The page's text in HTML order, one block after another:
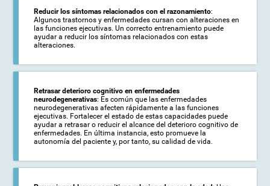
Reducir los síntomas relacionados con el razonamiento:
Algunos trastornos y enfermedades cursan con alteraciones en
las funciones ejecutivas. Un correcto entrenamiento puede
ayudar a reducir los síntomas relacionados con estas
alteraciones.
Retrasar deterioro cognitivo en enfermedades
neurodegenerativas: Es común que las enfermedades
neurodegenerativas afecten rápidamente a las funciones
ejecutivas. Fortalecer el estado de estas capacidades puede
ayudar a retrasar o reducir el alcance del deterioro cognitivo de
enfermedades. En última instancia, esto promueve la
autonomía del paciente y, por tanto, su calidad de vida.